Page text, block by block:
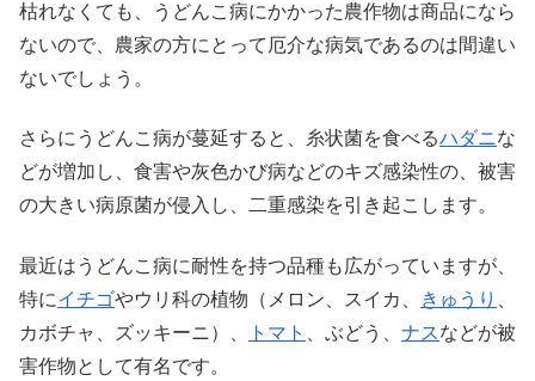
枯れなくても、うどんこ病にかかった農作物は商品になら
ないので、農家の方にとって厄介な病気であるのは間違い
ないでしょう。
さらにうどんこ病が蔓延すると、糸状菌を食べるハダニな
どが増加し、食害や灰色かび病などのキズ感染性の、被害
の大きい病原菌が侵入し、二重感染を引き起こします。
最近はうどんこ病に耐性を持つ品種も広がっていますが、
特にイチゴやウリ科の植物（メロン、スイカ、 きゅうり
カボチャ、ズッキーニ）、
トマト 、ぶどう、 ナスなどが被
害作物として有名です。